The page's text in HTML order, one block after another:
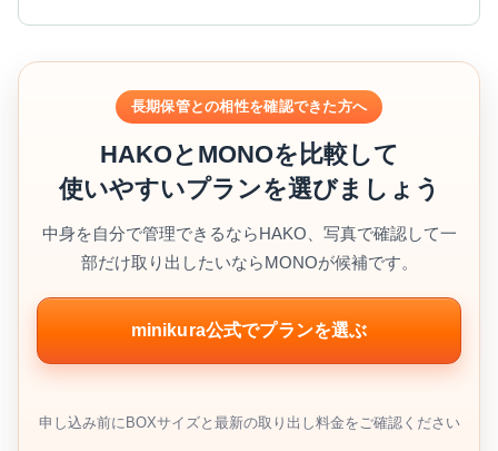
長期保管との相性を確認できた方へ
HAKOとMONOを比較して
使いやすいプランを選びましょう
中身を自分で管理できるならHAKO、写真で確認して一
部だけ取り出したいならMONOが候補です。
minikura公式でプランを選ぶ
申し込み前にBOXサイズと最新の取り出し料金をご確認ください